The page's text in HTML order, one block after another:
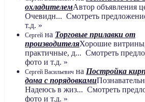
охладителемАвтор объявления
Очевидн... Смотреть
т.д. »
Сергей на Торговые прилавки от
производителяХорошие
практичные, д... Смотреть
фото и т.д. »
Сергей Васильевич на Постройка
дома с порядовками
Надеюсь в жиз... Смотреть
фото и т.д. »